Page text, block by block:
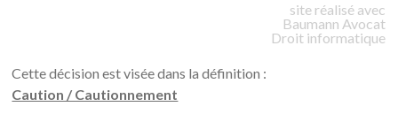
site réalisé avec
Baumann Avocat
Droit informatique
Cette décision est visée dans la définition :
Caution / Cautionnement